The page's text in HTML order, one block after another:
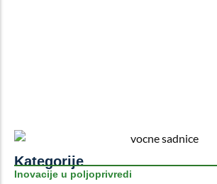
Kategorije
Inovacije u poljoprivredi